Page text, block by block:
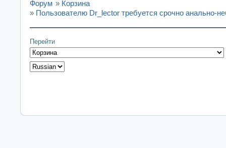
Форум » Корзина
» Пользователю Dr_lector требуется срочно анально-
Перейти